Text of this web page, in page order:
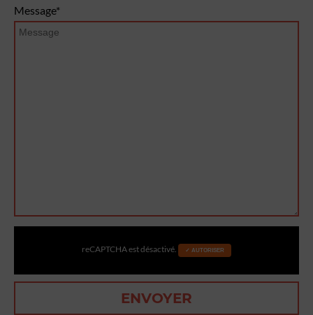
Message*
reCAPTCHA est désactivé. ✓ AUTORISER
ENVOYER